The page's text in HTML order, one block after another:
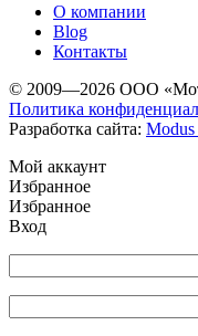
О компании
Blog
Контакты
© 2009—2026 ООО
Политика
Разработка сайта: Modus
Мой аккаунт
Избранное
Избранное
Вход